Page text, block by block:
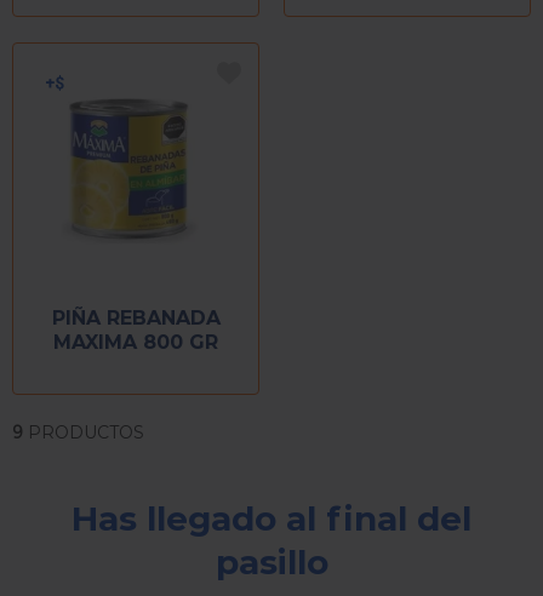
820 GR
PIÑA REBANADA
MAXIMA 800 GR
9 PRODUCTOS
Has llegado al final del
pasillo